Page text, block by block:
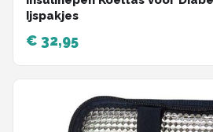
Ijspakjes
€ 32,95